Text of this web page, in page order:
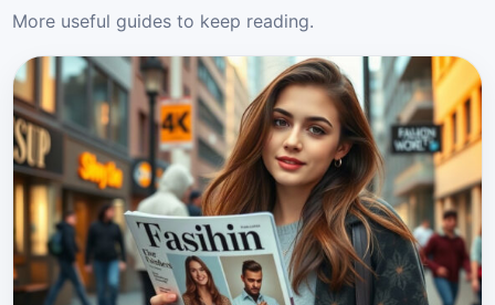
More useful guides to keep reading.